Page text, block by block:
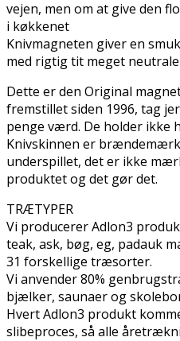
vejen, men om at give den
i køkkenet
Knivmagneten giver en
med rigtig tit meget
Dette er den Original
fremstillet siden 1996, tag
penge værd. De holder ikke
Knivskinnen er
underspillet, det er ikke
produktet og det gør det.
TRÆTYPER
Vi producerer Adlon3
teak, ask, bøg, eg, padauk
31 forskellige træsorter.
Vi anvender 80%
bjælker, saunaer og
Hvert Adlon3 produkt
slibeproces, så alle